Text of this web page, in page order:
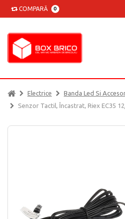
COMPARĂ 0
Electrice Banda Led Si
Senzor Tactil, Încastrat, Riex EC35